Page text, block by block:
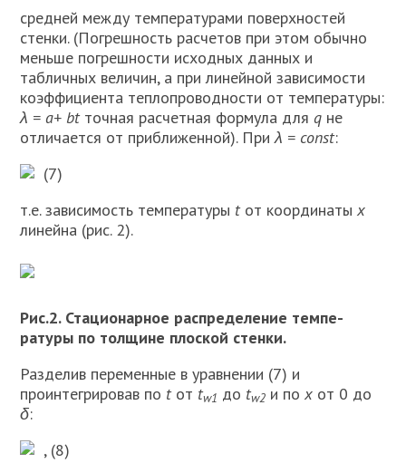
средней между температурами поверхно­стей
стенки. (Погрешность расчетов при этом обычно
меньше погрешности исход­ных данных и
табличных величин, а при линейной зависимости
коэффициента теплопроводности от температуры:
λ = а+ btточная расчетная формула дляq не
отличается от приближенной). Приλ = const:
(7)
т.е. зависимость температуры tот координатых
линейна (рис. 2).
Рис.2. Стационарное распределение темпе­
ратуры по толщине плоской стенки.
Разделив переменные в уравнении (7) и
проинтегрировав по tот tw1 до tw2 и пох от 0 до
δ:
, (8)